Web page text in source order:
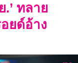
ทลาย
ยด์อ้าง